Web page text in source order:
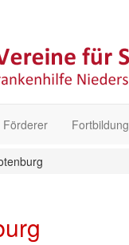
Förderer Fortbildung